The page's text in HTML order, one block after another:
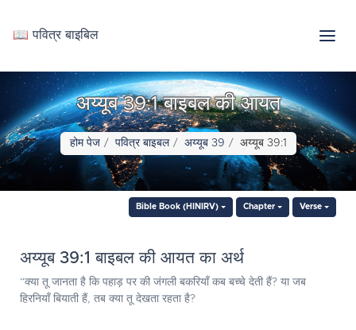
📖 पवित्र बाइबिल
अय्यूब 39:1 बाइबल की आयत
होम पेज पवित्र बाइबल अय्यूब 39 अय्यूब 39:1
Bible Book (HINIRV) Chapter Verse
अय्यूब 39:1 बाइबल की आयत का अर्थ
“क्या तू जानता है कि पहाड़ पर की जंगली बकरियाँ कब बच्चे देती हैं? या जब
हिरनियाँ बियाती हैं, तब क्या तू देखता रहता है?